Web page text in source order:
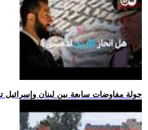
.. جولة مفاوضات سابعة بين لبنان